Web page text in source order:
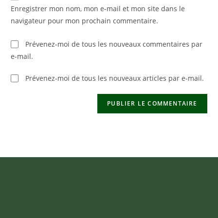
votre
(facultatif)
Enregistrer mon nom, mon e-mail et mon site dans le
navigateur pour mon prochain commentaire.
Prévenez-moi de tous les nouveaux commentaires par
e-mail.
Prévenez-moi de tous les nouveaux articles par e-mail.